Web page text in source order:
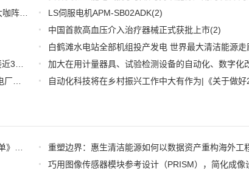
(2)
LS伺服电机APM-SB02ADK(2)
中国首款高血压介入治疗器械正式获批上市(2)
(1)
(1)
重塑边界：惠生清洁能源如何以数据资产重构海外工